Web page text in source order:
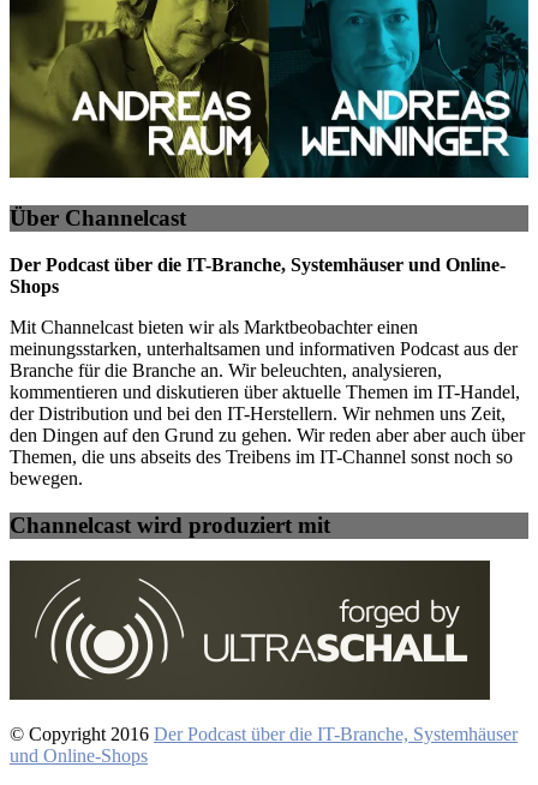
Über Channelcast
Der Podcast über die IT-Branche, Systemhäuser und Online-
Shops
Mit Channelcast bieten wir als Marktbeobachter einen
meinungsstarken, unterhaltsamen und informativen Podcast aus der
Branche für die Branche an. Wir beleuchten, analysieren,
kommentieren und diskutieren über aktuelle Themen im IT-Handel,
der Distribution und bei den IT-Herstellern. Wir nehmen uns Zeit,
den Dingen auf den Grund zu gehen. Wir reden aber aber auch über
Themen, die uns abseits des Treibens im IT-Channel sonst noch so
bewegen.
Channelcast wird produziert mit
© Copyright 2016 Der Podcast über die IT-Branche, Systemhäuser
und Online-Shops